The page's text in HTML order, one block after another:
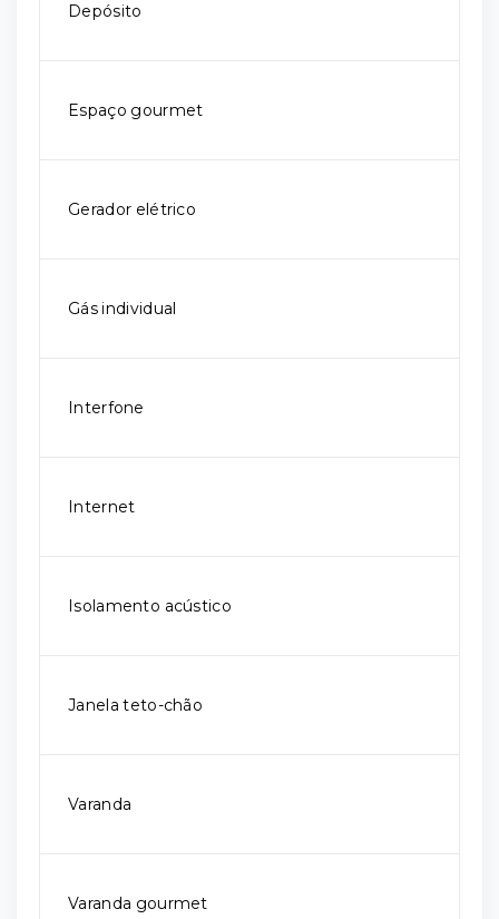
Depósito
Espaço gourmet
Gerador elétrico
Gás individual
Interfone
Internet
Isolamento acústico
Janela teto-chão
Varanda
Varanda gourmet